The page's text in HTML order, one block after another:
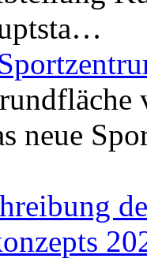
neue